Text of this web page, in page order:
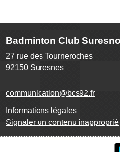
Badminton Club
27 rue des Tourneroches
92150 Suresnes
communication@bcs92.fr
Informations légales
Signaler un contenu inapproprié